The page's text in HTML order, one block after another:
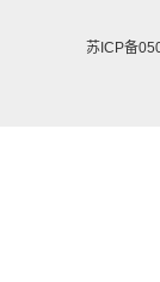
苏ICP备